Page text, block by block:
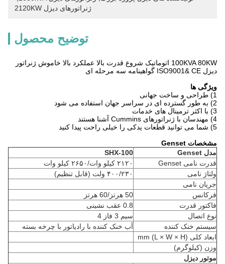
ژنراتورهای دیزل 2120KW
توضیح محصول
100KVA 80KW اتوماتیک شروع قدرت بالا عملکرد بالا خاموش ژنراتور
دیزل ISO9001& CE گواهینامه سه مرحله ای
ویژگی ها
1) طراحی و ساخت جهانی
2) به طور گسترده ای در سراسر جهان استفاده می شود
3) با اکثر ترمینال های خدمات
4) مهندسان با ژنراتورهای Cummins آشنا هستند
5) شما می توانید قطعات یدکی را خیلی راحت پیدا کنید
مشخصات Genset
مدل Genset
SHX-100
قدرت نامی Genset
۲۱۲۰ کیلو وات/۲۶۵۰ کیلو وات
ولتاژ نامی
۴۰۰/۲۳۰ ولت (قابل تنظیم)
جریان نامی
فرکانس
50 هرتز/60 هرتز
فاکتور قدرت
0.8 عقب نشینی
نوع اتصال
سیم 3 فاز 4
سیستم خنک کننده
آب خنک کننده با رادیاتور با چرخه بسته
ابعاد کلی (L × W × H) mm
وزن (کیلوگرم)
موتور دیزل